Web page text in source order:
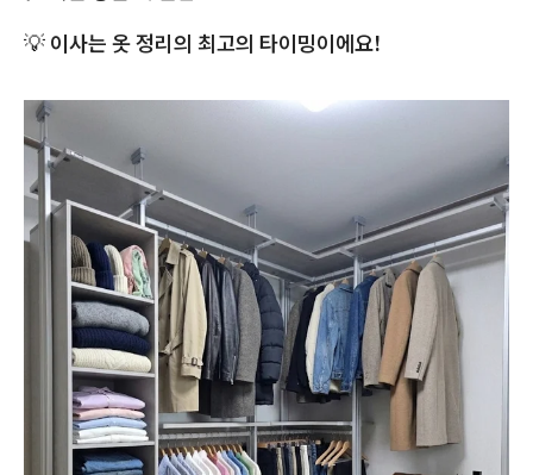
💡 이사는 옷 정리의 최고의 타이밍이에요!